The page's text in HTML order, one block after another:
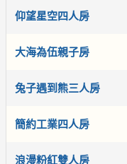
仰望星空四人房
大海為伍親子房
兔子遇到熊三人房
簡約工業四人房
浪漫粉紅雙人房